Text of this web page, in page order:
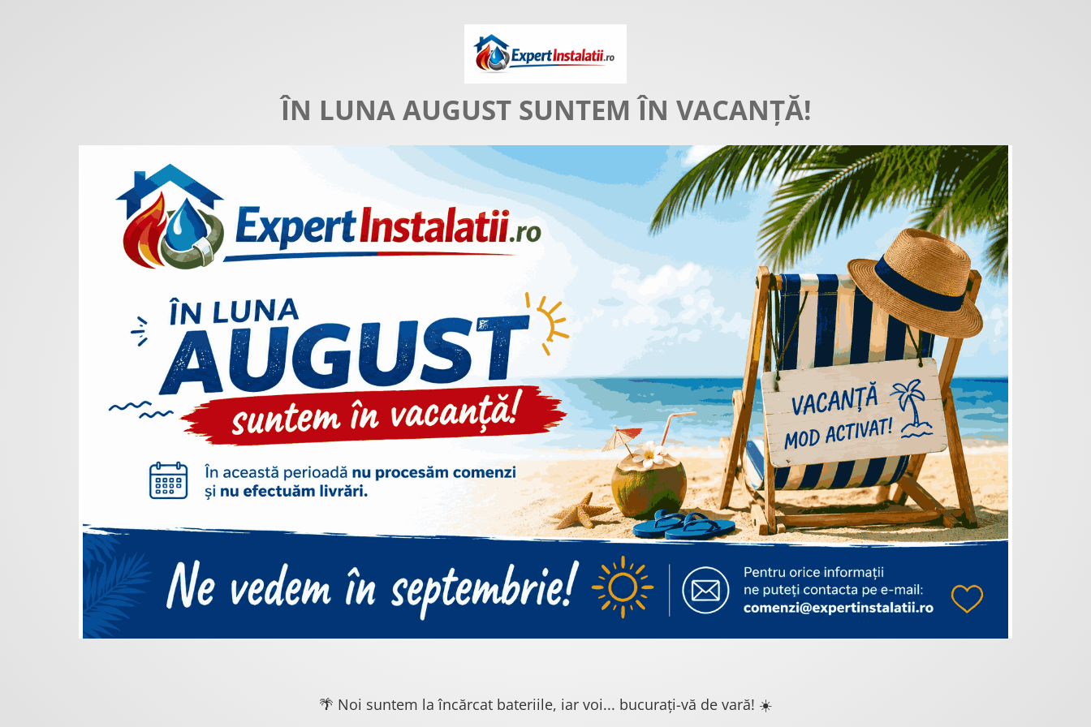
ÎN LUNA AUGUST SUNTEM ÎN VACANȚĂ!
🌴 Noi suntem la încărcat bateriile, iar voi... bucurați-vă de vară! ☀️